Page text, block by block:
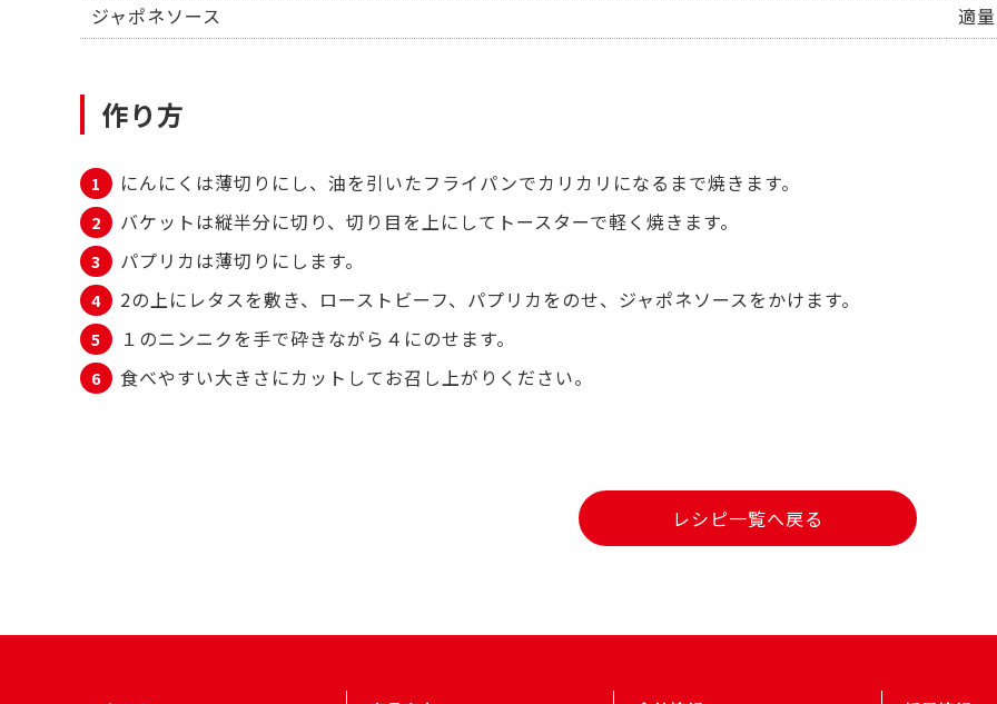
ジャポネソース
適量
作り方
にんにくは薄切りにし、油を引いたフライパンでカリカリになるまで焼きます。
バケットは縦半分に切り、切り目を上にしてトースターで軽く焼きます。
パプリカは薄切りにします。
2の上にレタスを敷き、ローストビーフ、パプリカをのせ、ジャポネソースをかけます。
１のニンニクを手で砕きながら４にのせます。
食べやすい大きさにカットしてお召し上がりください。
レシピ一覧へ戻る